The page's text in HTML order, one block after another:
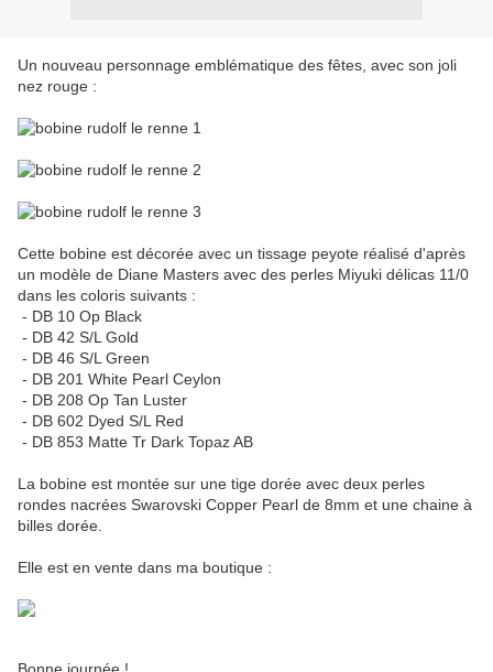
Un nouveau personnage emblématique des fêtes, avec son joli
nez rouge :
Cette bobine est décorée avec un tissage peyote réalisé d'après
un modèle de Diane Masters avec des perles Miyuki délicas 11/0
dans les coloris suivants :
- DB 10 Op Black
- DB 42 S/L Gold
- DB 46 S/L Green
- DB 201 White Pearl Ceylon
- DB 208 Op Tan Luster
- DB 602 Dyed S/L Red
- DB 853 Matte Tr Dark Topaz AB
La bobine est montée sur une tige dorée avec deux perles
rondes nacrées Swarovski Copper Pearl de 8mm et une chaine à
billes dorée.
Elle est en vente dans ma boutique :